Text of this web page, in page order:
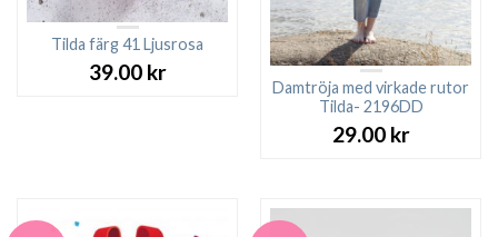
Tilda färg 41 Ljusrosa
39.00 kr
Damtröja med virkade rutor
Tilda- 2196DD
29.00 kr